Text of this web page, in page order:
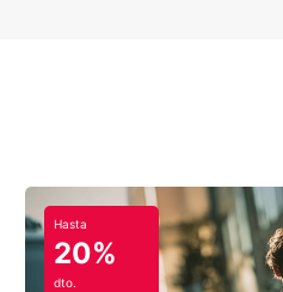
Hasta
20%
dto.